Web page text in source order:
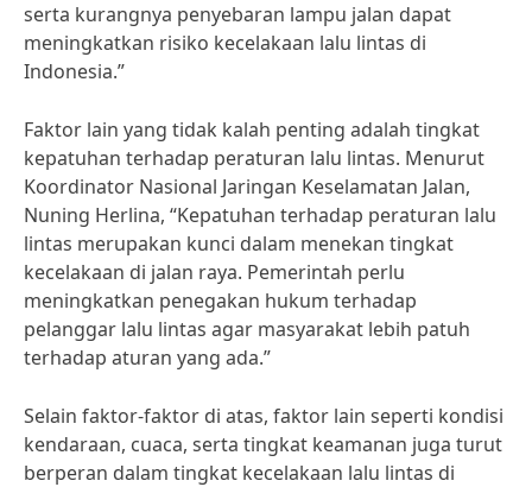
serta kurangnya penyebaran lampu jalan dapat
meningkatkan risiko kecelakaan lalu lintas di
Indonesia.”
Faktor lain yang tidak kalah penting adalah tingkat
kepatuhan terhadap peraturan lalu lintas. Menurut
Koordinator Nasional Jaringan Keselamatan Jalan,
Nuning Herlina, “Kepatuhan terhadap peraturan lalu
lintas merupakan kunci dalam menekan tingkat
kecelakaan di jalan raya. Pemerintah perlu
meningkatkan penegakan hukum terhadap
pelanggar lalu lintas agar masyarakat lebih patuh
terhadap aturan yang ada.”
Selain faktor-faktor di atas, faktor lain seperti kondisi
kendaraan, cuaca, serta tingkat keamanan juga turut
berperan dalam tingkat kecelakaan lalu lintas di